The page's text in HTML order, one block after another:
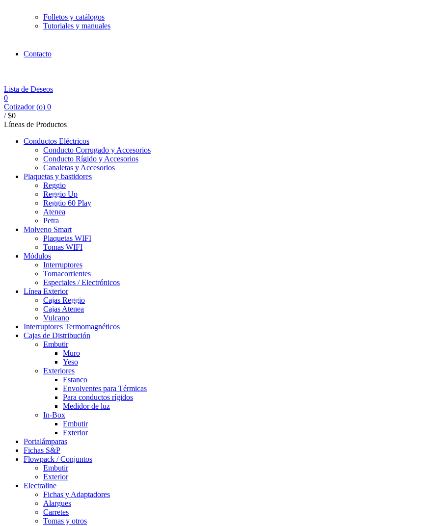
Folletos y catálogos
Tutoriales y manuales
Contacto
Lista de Deseos
0
Cotizador (o) 0
/ $0
Líneas de Productos
Conductos Eléctricos
Conducto Corrugado y Accesorios
Conducto Rígido y Accesorios
Canaletas y Accesorios
Plaquetas y bastidores
Reggio
Reggio Up
Reggio 60 Play
Atenea
Petra
Molveno Smart
Plaquetas WIFI
Tomas WIFI
Módulos
Interruptores
Tomacorrientes
Especiales / Electrónicos
Línea Exterior
Cajas Reggio
Cajas Atenea
Vulcano
Interruptores Termomagnéticos
Cajas de Distribución
Embutir
Muro
Yeso
Exteriores
Estanco
Envolventes para Térmicas
Para conductos rígidos
Medidor de luz
In-Box
Embutir
Exterior
Portalámparas
Fichas S&P
Flowpack / Conjuntos
Embutir
Exterior
Electraline
Fichas y Adaptadores
Alargues
Carretes
Tomas y otros